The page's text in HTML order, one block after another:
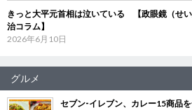
きっと大平元首相は泣いている 【政眼鏡（せ
治コラム】
2026年6月10日
グルメ
セブン‐イレブン、カレー15商品